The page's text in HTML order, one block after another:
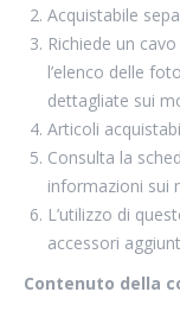
Acquistabile
Richiede un
l’elenco delle
dettagliate sui
Articoli
Consulta la
informazioni sui
L’utilizzo di
accessori
Contenuto della